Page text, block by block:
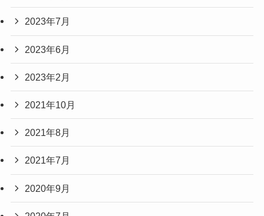
2023年7月
2023年6月
2023年2月
2021年10月
2021年8月
2021年7月
2020年9月